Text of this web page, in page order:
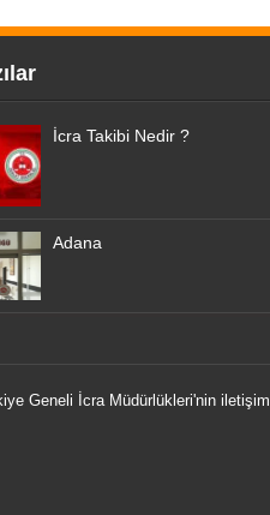
İcra Takibi Nedir ?
Adana
Geneli İcra Müdürlükleri'nin iletişim